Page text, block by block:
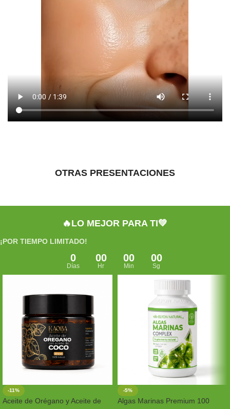
OTRAS PRESENTACIONES
🔥LO MEJOR PARA TI💚
¡POR TIEMPO LIMITADO!
0
Días
00
Hr
00
Min
00
Sg
-11%
Aceite de Orégano y Aceite de
-5%
Algas Marinas Premium 100